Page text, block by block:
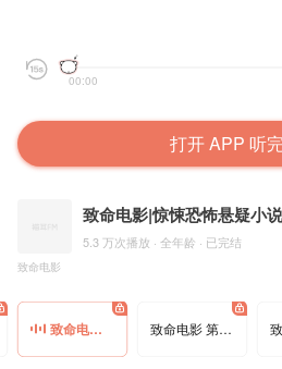
00:00
打开 APP 听
致命电影|惊悚恐怖悬疑小说
5.3 万次播放 · 全年龄 · 已完结
致命电影
致命电影 第050集 梦冕来了 致命电影 第051集 午夜脚步